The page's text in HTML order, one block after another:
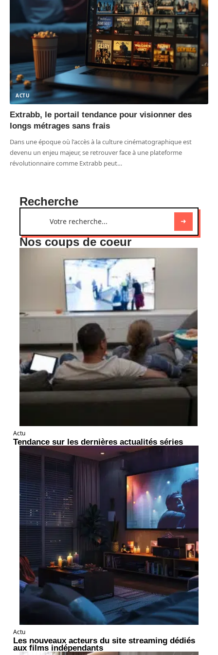
ACTU
Extrabb, le portail tendance pour visionner des
longs métrages sans frais
Dans une époque où l'accès à la culture cinématographique est
devenu un enjeu majeur, se retrouver face à une plateforme
révolutionnaire comme Extrabb peut…
Recherche
Nos coups de coeur
Actu
Tendance sur les dernières actualités séries
Actu
Les nouveaux acteurs du site streaming dédiés
aux films indépendants